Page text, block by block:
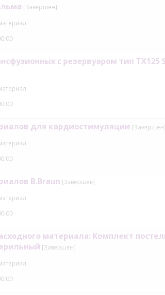
[Завершен]
с резервуаром тип TX125
для кардиостимуляции [Завершен]
B.Braun [Завершен]
материала: Комплект
[Завершен]